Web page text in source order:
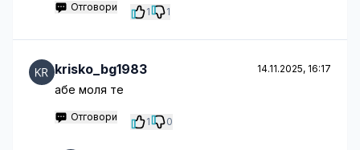
Отговори 1 1
krisko_bg1983 14.11.2025, 16:17
абе моля те
Отговори 1 0